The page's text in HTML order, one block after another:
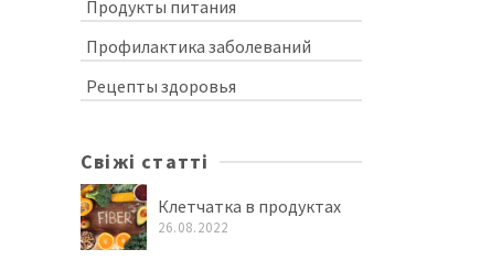
Продукты питания
Профилактика заболеваний
Рецепты здоровья
Свіжі статті
Клетчатка в продуктах
26.08.2022